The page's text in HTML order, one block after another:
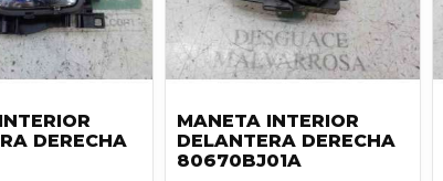
DERECHA
MANETA INTERIOR
DELANTERA DERECHA
80670BJ01A